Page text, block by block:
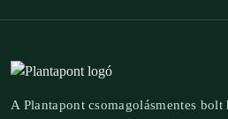
A Plantapont csomagolásmentes